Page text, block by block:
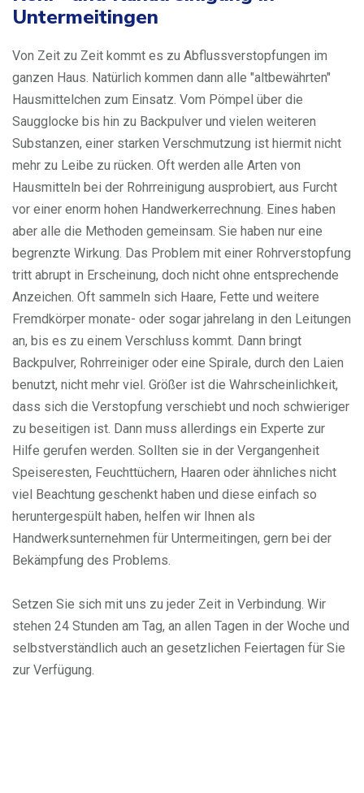
Untermeitingen
Von Zeit zu Zeit kommt es zu Abflussverstopfungen im
ganzen Haus. Natürlich kommen dann alle "altbewährten"
Hausmittelchen zum Einsatz. Vom Pömpel über die
Saugglocke bis hin zu Backpulver und vielen weiteren
Substanzen, einer starken Verschmutzung ist hiermit nicht
mehr zu Leibe zu rücken. Oft werden alle Arten von
Hausmitteln bei der Rohrreinigung ausprobiert, aus Furcht
vor einer enorm hohen Handwerkerrechnung. Eines haben
aber alle die Methoden gemeinsam. Sie haben nur eine
begrenzte Wirkung. Das Problem mit einer Rohrverstopfung
tritt abrupt in Erscheinung, doch nicht ohne entsprechende
Anzeichen. Oft sammeln sich Haare, Fette und weitere
Fremdkörper monate- oder sogar jahrelang in den Leitungen
an, bis es zu einem Verschluss kommt. Dann bringt
Backpulver, Rohrreiniger oder eine Spirale, durch den Laien
benutzt, nicht mehr viel. Größer ist die Wahrscheinlichkeit,
dass sich die Verstopfung verschiebt und noch schwieriger
zu beseitigen ist. Dann muss allerdings ein Experte zur
Hilfe gerufen werden. Sollten sie in der Vergangenheit
Speiseresten, Feuchttüchern, Haaren oder ähnliches nicht
viel Beachtung geschenkt haben und diese einfach so
heruntergespült haben, helfen wir Ihnen als
Handwerksunternehmen für Untermeitingen, gern bei der
Bekämpfung des Problems.
Setzen Sie sich mit uns zu jeder Zeit in Verbindung. Wir
stehen 24 Stunden am Tag, an allen Tagen in der Woche und
selbstverständlich auch an gesetzlichen Feiertagen für Sie
zur Verfügung.